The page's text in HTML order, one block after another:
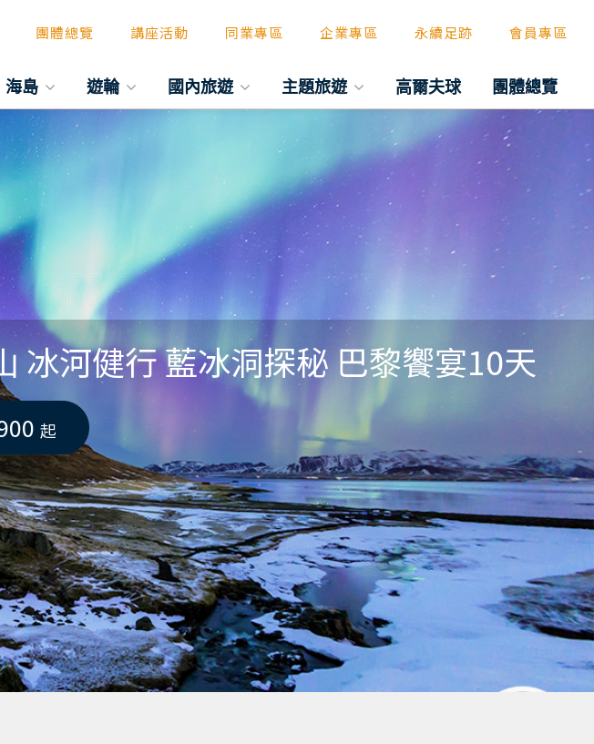
團體總覽 講座活動 同業專區 企業專區 永續足跡 會員專區
海島 遊輪 國內旅遊 主題旅遊 高爾夫球 團體總覽
冰河健行 藍冰洞探秘 巴黎饗宴10天
起